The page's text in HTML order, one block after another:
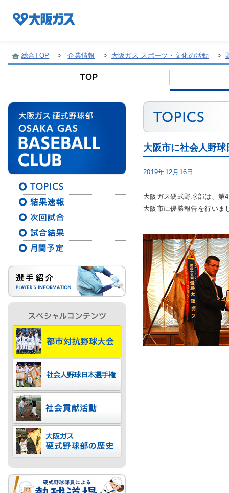
企業/グループについて
社会貢献
技術開発
サステナビリティ
採用情報
プレスリリース
総合TOP > 企業情報 > 大阪ガス スポーツ・文化の活動 >
大阪市に社会人野
2019年12月16日
大阪ガス硬式野球部は、第
大阪市に優勝報告を行いま